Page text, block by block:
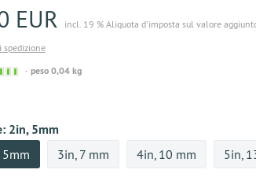
EUR
incl. 19 % Aliquota d'imposta sul valore
spedizione
Sofort
peso 0,04 kg
2in, 5mm
5mm 3in, 7 mm 4in, 10 mm 5in,